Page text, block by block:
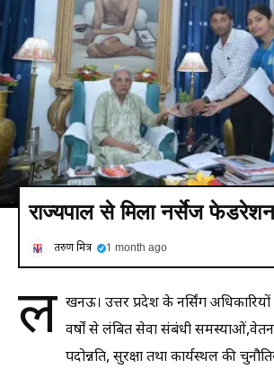
राज्यपाल से मिला नर्सेज
तरुण मित्र 1 month ago
ल खनऊ। उत्तर प्रदेश के नर्सिंग अधिकारियों
वर्षों से लंबित सेवा संबंधी समस्याओं,वेतन
पदोन्नति, सुरक्षा तथा कार्यस्थल की